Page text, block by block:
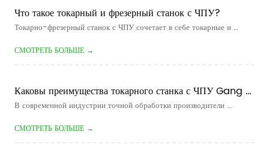
произво...
Что такое токарный и фрезерный станок с ЧПУ?
Токарно-фрезерный станок с ЧПУ сочетает в себе токарные и
Он предназначен для производства компонентов, которые содержат
...
СМОТРЕТЬ БОЛЬШЕ →
Каковы преимущества токарного станка с ЧПУ Gang
Type?
В современной индустрии точной обработки производители
и более низкие производственные затраты. Для обработки мелких
СМОТРЕТЬ БОЛЬШЕ →